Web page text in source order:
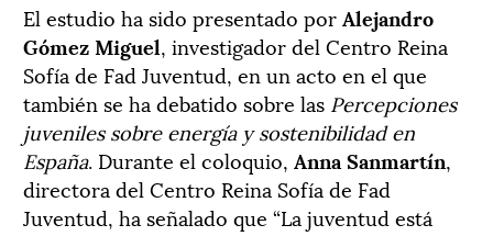
El estudio ha sido presentado por Alejandro
Gómez Miguel, investigador del Centro Reina
Sofía de Fad Juventud, en un acto en el que
también se ha debatido sobre las Percepciones
juveniles sobre energía y sostenibilidad en
España. Durante el coloquio, Anna Sanmartín,
directora del Centro Reina Sofía de Fad
Juventud, ha señalado que “La juventud está